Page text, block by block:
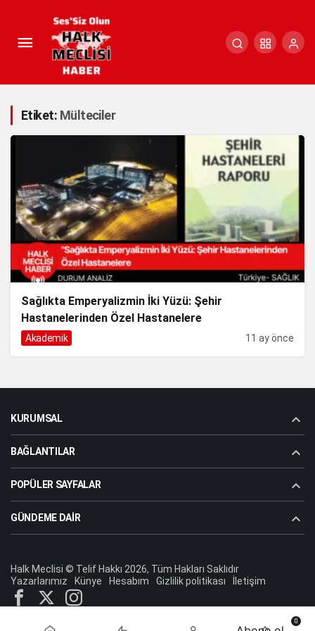
Etiket: Mülteciler
Sağlıkta Emperyalizmin İki Yüzü: Şehir
Hastanelerinden Özel Hastanelere
Akademik 11 ay önce
KURUMSAL
BAĞLANTILAR
POPÜLER SAYFALAR
GÜNDEME DAIR
Halk Meclisi © Telif Hakkı 2026, Tüm Hakları Saklıdır
Yazarlarımız
Künye Hesabım Gizlilik politikası İletişim
0